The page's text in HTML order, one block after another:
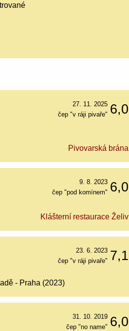
6,0
27. 11. 2025
čep "v ráji pivaře"
Pivovarská brána
6,0
9. 8. 2023
čep "pod komínem"
Klášterní restaurace Želiv
7,1
23. 6. 2023
čep "v ráji pivaře"
- Praha (2023)
6,0
31. 10. 2019
čep "no name"